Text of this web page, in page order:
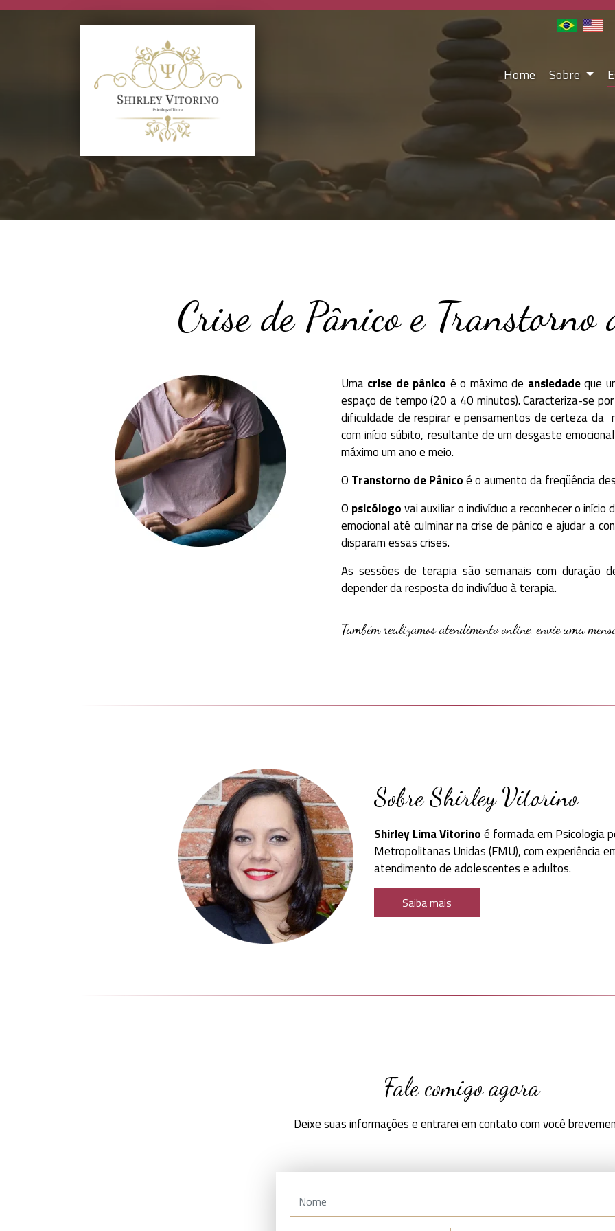
Home Sobre
Crise de Pânico e Transtorno
Uma crise de pânico é o máximo de ansiedadeque
espaço de tempo (20 a 40 minutos). Caracteriza-se
dificuldade de respirar e pensamentos de certeza da
com início súbito, resultante de um desgaste
máximo um ano e meio.
O Transtorno de Pânicoé o aumento da freqüência
O psicólogovai auxiliar o indivíduo a reconhecer o
emocional até culminar na crise de pânico e ajudar a
disparam essas crises.
As sessões de terapia são semanais com duração
depender da resposta do indivíduo à terapia.
Também realizamos atendimento online, envie uma
Sobre Shirley Vitorino
Shirley Lima Vitorinoé formada em Psicologia
Metropolitanas Unidas (FMU), com experiência
atendimento de adolescentes e adultos.
Saiba mais
Fale comigo agora
Deixe suas informações e entrarei em contato com você